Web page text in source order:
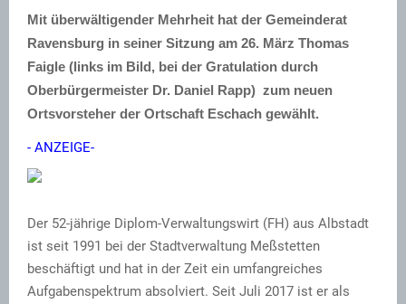
Mit überwältigender Mehrheit hat der Gemeinderat
Ravensburg in seiner Sitzung am 26. März Thomas
Faigle (links im Bild, bei der Gratulation durch
Oberbürgermeister Dr. Daniel Rapp) zum neuen
Ortsvorsteher der Ortschaft Eschach gewählt.
- ANZEIGE-
Der 52-jährige Diplom-Verwaltungswirt (FH) aus Albstadt
ist seit 1991 bei der Stadtverwaltung Meßstetten
beschäftigt und hat in der Zeit ein umfangreiches
Aufgabenspektrum absolviert. Seit Juli 2017 ist er als